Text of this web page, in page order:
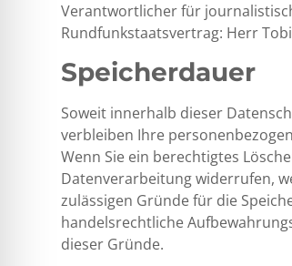
Verantwortlicher für
Rundfunkstaatsvertrag: Herr
Speicherdauer
Soweit innerhalb dieser
verbleiben Ihre
Wenn Sie ein berechtigtes
Datenverarbeitung widerrufen,
zulässigen Gründe für die
handelsrechtliche
dieser Gründe.